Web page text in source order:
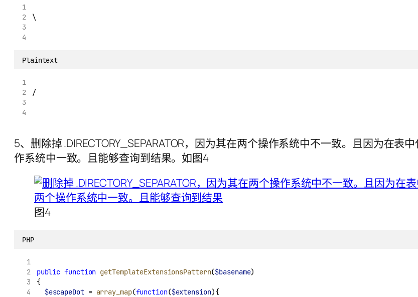
\
Plaintext
/
5、删除掉 .DIRECTORY_SEPARATOR，因为其在两个操作系统中不一致。且因为在表
作系统中一致。且能够查询到结果。如图4
图4
PHP
public function getTemplateExtensionsPattern($basename)
{
$escapeDot = array_map(function($extension){